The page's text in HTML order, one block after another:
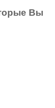
Вы